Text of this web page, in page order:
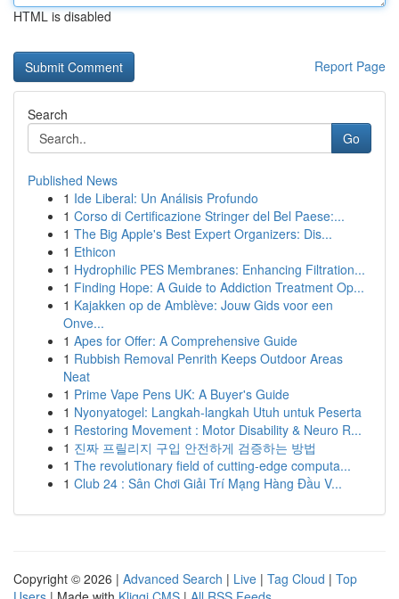
HTML is disabled
Report Page
Search
Go
Published News
1 Ide Liberal: Un Análisis Profundo
1 Corso di Certificazione Stringer del Bel Paese:...
1 The Big Apple's Best Expert Organizers: Dis...
1 Ethicon
1 Hydrophilic PES Membranes: Enhancing Filtration...
1 Finding Hope: A Guide to Addiction Treatment Op...
1 Kajakken op de Amblève: Jouw Gids voor een
Onve...
1 Apes for Offer: A Comprehensive Guide
1 Rubbish Removal Penrith Keeps Outdoor Areas
Neat
1 Prime Vape Pens UK: A Buyer's Guide
1 Nyonyatogel: Langkah-langkah Utuh untuk Peserta
1 Restoring Movement : Motor Disability & Neuro R...
1 진짜 프릴리지 구입 안전하게 검증하는 방법
1 The revolutionary field of cutting-edge computa...
1 Club 24 : Sân Chơi Giải Trí Mạng Hàng Đầu V...
Copyright © 2026 | Advanced Search | Live | Tag Cloud | Top